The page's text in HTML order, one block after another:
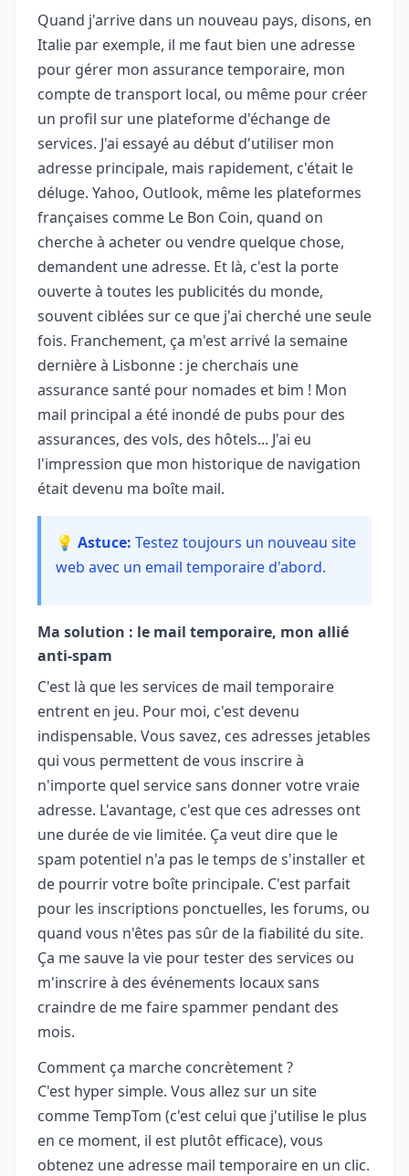
Quand j'arrive dans un nouveau pays, disons, en
Italie par exemple, il me faut bien une adresse
pour gérer mon assurance temporaire, mon
compte de transport local, ou même pour créer
un profil sur une plateforme d'échange de
services. J'ai essayé au début d'utiliser mon
adresse principale, mais rapidement, c'était le
déluge. Yahoo, Outlook, même les plateformes
françaises comme Le Bon Coin, quand on
cherche à acheter ou vendre quelque chose,
demandent une adresse. Et là, c'est la porte
ouverte à toutes les publicités du monde,
souvent ciblées sur ce que j'ai cherché une seule
fois. Franchement, ça m'est arrivé la semaine
dernière à Lisbonne : je cherchais une
assurance santé pour nomades et bim ! Mon
mail principal a été inondé de pubs pour des
assurances, des vols, des hôtels... J'ai eu
l'impression que mon historique de navigation
était devenu ma boîte mail.
💡 Astuce: Testez toujours un nouveau site
web avec un email temporaire d'abord.
Ma solution : le mail temporaire, mon allié
anti-spam
C'est là que les services de mail temporaire
entrent en jeu. Pour moi, c'est devenu
indispensable. Vous savez, ces adresses jetables
qui vous permettent de vous inscrire à
n'importe quel service sans donner votre vraie
adresse. L'avantage, c'est que ces adresses ont
une durée de vie limitée. Ça veut dire que le
spam potentiel n'a pas le temps de s'installer et
de pourrir votre boîte principale. C'est parfait
pour les inscriptions ponctuelles, les forums, ou
quand vous n'êtes pas sûr de la fiabilité du site.
Ça me sauve la vie pour tester des services ou
m'inscrire à des événements locaux sans
craindre de me faire spammer pendant des
mois.
Comment ça marche concrètement ?
C'est hyper simple. Vous allez sur un site
comme TempTom (c'est celui que j'utilise le plus
en ce moment, il est plutôt efficace), vous
obtenez une adresse mail temporaire en un clic.